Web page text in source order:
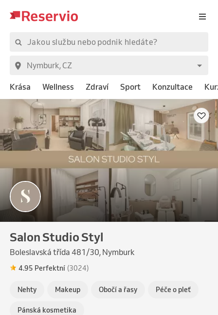
Krása Wellness Zdraví Sport Konzultace
Salon Studio Styl
Boleslavská třída 481/30, Nymburk
4.95 Perfektní (3024)
Nehty Makeup Obočí a řasy Péče o pleť
Pánská kosmetika